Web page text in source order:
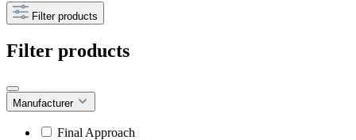
Filter products
Filter products
Manufacturer
Final Approach